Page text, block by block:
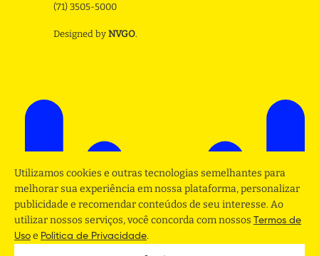
(71) 3505-5000
Designed by NVGO.
Utilizamos cookies e outras tecnologias semelhantes para
melhorar sua experiência em nossa plataforma, personalizar
publicidade e recomendar conteúdos de seu interesse. Ao
utilizar nossos serviços, você concorda com nossos Termos de
Uso e Politica de Privacidade.